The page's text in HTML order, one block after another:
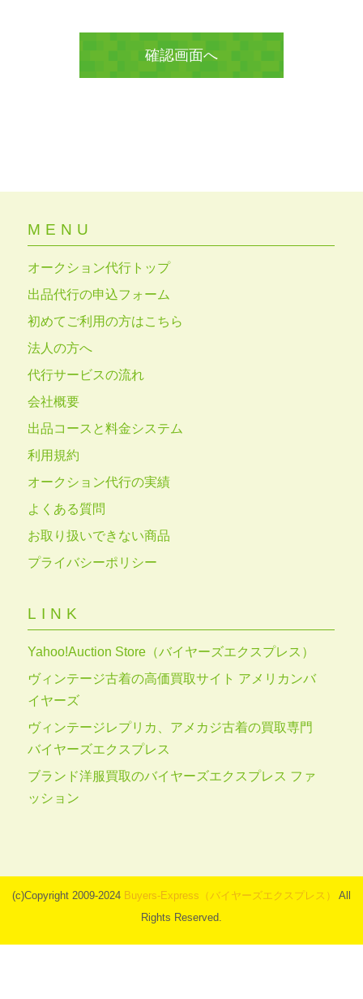
MENU
オークション代行トップ
出品代行の申込フォーム
初めてご利用の方はこちら
法人の方へ
代行サービスの流れ
会社概要
出品コースと料金システム
利用規約
オークション代行の実績
よくある質問
お取り扱いできない商品
プライバシーポリシー
LINK
Yahoo!Auction Store（バイヤーズエクスプレス）
ヴィンテージ古着の高価買取サイト アメリカンバ
イヤーズ
ヴィンテージレプリカ、アメカジ古着の買取専門
バイヤーズエクスプレス
ブランド洋服買取のバイヤーズエクスプレス ファ
ッション
(c)Copyright 2009-2024 Buyers-Express（バイヤーズエクスプレス）
All
Rights Reserved.